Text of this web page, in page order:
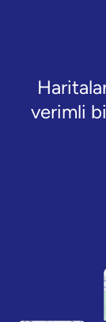
verimli